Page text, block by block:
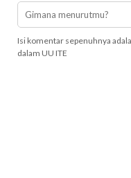
Isi komentar sepenuhnya
dalam UU ITE